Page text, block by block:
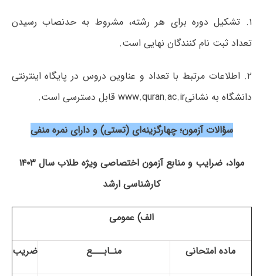
۱. تشکیل دوره برای هر رشته، مشروط به حدنصاب رسیدن
تعداد ثبت نام کنندگان نهایی است.
۲. اطلاعات مرتبط با تعداد و عناوین دروس در پایگاه اینترنتی
دانشگاه به نشانیwww.quran.ac.ir قابل دسترسی است.
سؤالات آزمون؛ چهارگزینه‌ای (تستی) و دارای نمره منفی
مواد، ضرایب و منابع آزمون اختصاصی ویژه طلاب سال ۱۴۰۳
کارشناسی ­ارشد
الف) عمومی
ماده امتحانی منـابـــع ضریب